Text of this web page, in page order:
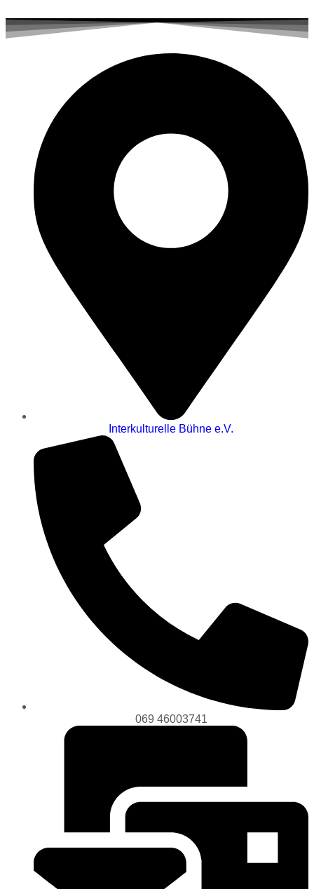
Interkulturelle Bühne e.V.
069 46003741